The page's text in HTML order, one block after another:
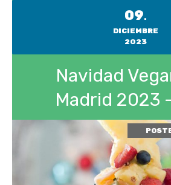
09.
DICIEMBRE
2023
Navidad
Madrid 2023